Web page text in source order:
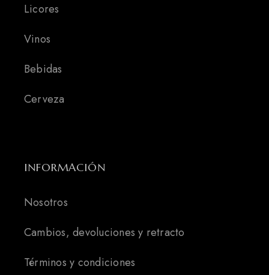
Licores
Vinos
Bebidas
Cerveza
INFORMACIÓN
Nosotros
Cambios, devoluciones y retracto
Términos y condiciones